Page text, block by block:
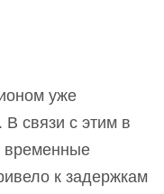
уже
В связи с этим в
временные
к задержкам